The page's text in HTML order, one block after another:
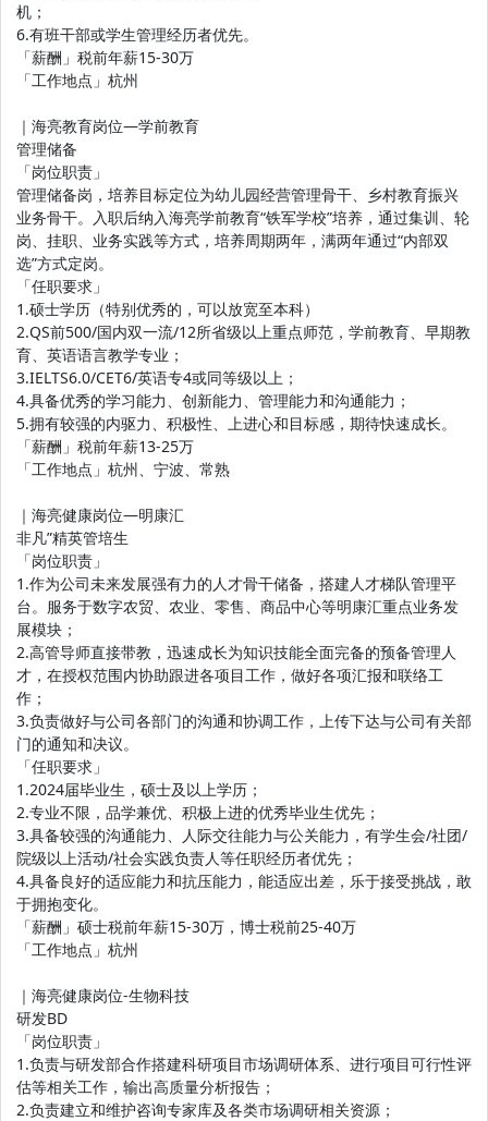
机；
6.有班干部或学生管理经历者优先。
「薪酬」税前年薪15-30万
「工作地点」杭州
｜海亮教育岗位—学前教育
管理储备
「岗位职责」
管理储备岗，培养目标定位为幼儿园经营管理骨干、乡村教育振兴
业务骨干。入职后纳入海亮学前教育“铁军学校”培养，通过集训、轮
岗、挂职、业务实践等方式，培养周期两年，满两年通过“内部双
选”方式定岗。
「任职要求」
1.硕士学历（特别优秀的，可以放宽至本科）
2.QS前500/国内双一流/12所省级以上重点师范，学前教育、早期教
育、英语语言教学专业；
3.IELTS6.0/CET6/英语专4或同等级以上；
4.具备优秀的学习能力、创新能力、管理能力和沟通能力；
5.拥有较强的内驱力、积极性、上进心和目标感，期待快速成长。
「薪酬」税前年薪13-25万
「工作地点」杭州、宁波、常熟
｜海亮健康岗位—明康汇
非凡”精英管培生
「岗位职责」
1.作为公司未来发展强有力的人才骨干储备，搭建人才梯队管理平
台。服务于数字农贸、农业、零售、商品中心等明康汇重点业务发
展模块；
2.高管导师直接带教，迅速成长为知识技能全面完备的预备管理人
才，在授权范围内协助跟进各项目工作，做好各项汇报和联络工
作；
3.负责做好与公司各部门的沟通和协调工作，上传下达与公司有关部
门的通知和决议。
「任职要求」
1.2024届毕业生，硕士及以上学历；
2.专业不限，品学兼优、积极上进的优秀毕业生优先；
3.具备较强的沟通能力、人际交往能力与公关能力，有学生会/社团/
院级以上活动/社会实践负责人等任职经历者优先；
4.具备良好的适应能力和抗压能力，能适应出差，乐于接受挑战，敢
于拥抱变化。
「薪酬」硕士税前年薪15-30万，博士税前25-40万
「工作地点」杭州
｜海亮健康岗位-生物科技
研发BD
「岗位职责」
1.负责与研发部合作搭建科研项目市场调研体系、进行项目可行性评
估等相关工作，输出高质量分析报告；
2.负责建立和维护咨询专家库及各类市场调研相关资源；